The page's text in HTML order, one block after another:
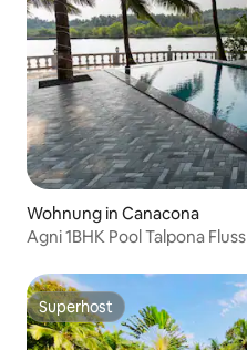
Wohnung in Canacona
Agni 1BHK Pool Talpona Fluss
Superhost
Superhost